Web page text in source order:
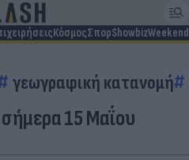
ΚόσμοςΣπορShowbizWeekend
γεωγραφική κατανομή
15 Μαΐου